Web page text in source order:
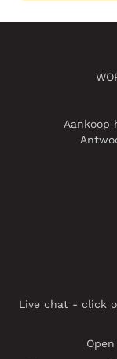
Aankoop
Live chat - click